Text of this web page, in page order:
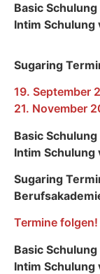
Basic
Intim Schulung
Sugaring
19. September
21. November
Basic
Intim Schulung
Sugaring
Termine folgen!
Basic
Intim Schulung